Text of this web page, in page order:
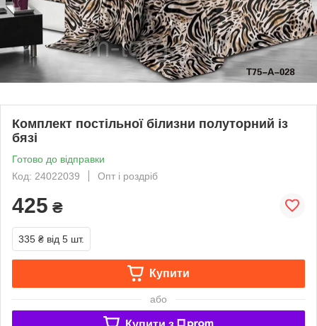
Комплект постільної білизни полуторний із
бязі
Готово до відправки
Код: 24022039
Опт і роздріб
425 ₴
335 ₴ від 5 шт.
Купити
або